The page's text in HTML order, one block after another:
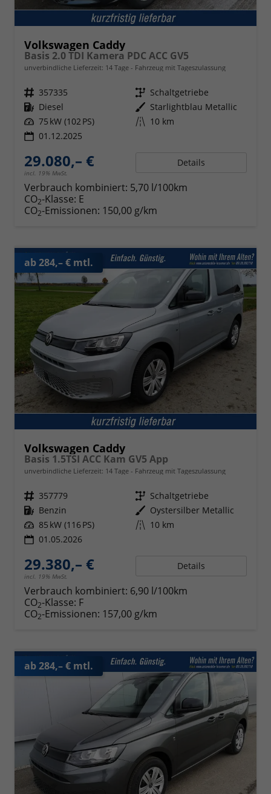
Volkswagen Caddy
Basis 2.0 TDI Kamera PDC ACC GV5
unverbindliche Lieferzeit: 14 Tage Fahrzeug mit Tageszulassung
Fahrzeugnr. 357335 Getriebe Schaltgetriebe
Kraftstoff Diesel Außenfarbe Starlightblau Metallic
Leistung 75 kW (102 PS) Kilometerstand 10 km
01.12.2025
29.080,– €
incl. 19% MwSt.
Details
Verbrauch kombiniert: 5,70 l/100km
CO2-Klasse: E
CO2-Emissionen: 150,00 g/km
ab 284,– € mtl.
Volkswagen Caddy
Basis 1.5TSI ACC Kam GV5 App
unverbindliche Lieferzeit: 14 Tage Fahrzeug mit Tageszulassung
Fahrzeugnr. 357779 Getriebe Schaltgetriebe
Kraftstoff Benzin Außenfarbe Oystersilber Metallic
Leistung 85 kW (116 PS) Kilometerstand 10 km
01.05.2026
29.380,– €
incl. 19% MwSt.
Details
Verbrauch kombiniert: 6,90 l/100km
CO2-Klasse: F
CO2-Emissionen: 157,00 g/km
ab 284,– € mtl.